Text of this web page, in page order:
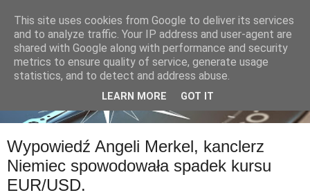
Wypowiedź Angeli Merkel, kanclerz
Niemiec spowodowała spadek kursu
EUR/USD.
This site uses cookies from Google to deliver its services
and to analyze traffic. Your IP address and user-agent are
shared with Google along with performance and security
metrics to ensure quality of service, generate usage
statistics, and to detect and address abuse.
LEARN MORE GOT IT